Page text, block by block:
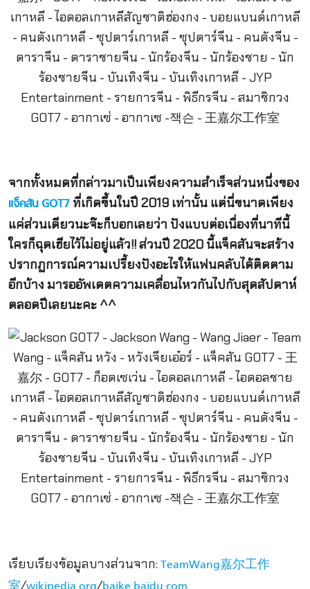
จากทั้งหมดที่กล่าวมาเป็นเพียงความสำเร็จส่วนหนึ่งของ
แจ็คสัน GOT7ที่เกิดขึ้นในปี 2019 เท่านั้น แต่นี่ขนาดเพียง
แค่ส่วนเดียวนะจ๊ะก็บอกเลยว่า ปังแบบต่อเนื่องที่นาทีนี้
ใครก็ฉุดเฮียไว้ไม่อยู่แล้ว!! ส่วนปี 2020 นี้แจ็คสันจะสร้าง
ปรากฏการณ์ความเปรี้ยงปังอะไรให้แฟนคลับได้ติดตาม
อีกบ้าง มารออัพเดตความเคลื่อนไหวกันไปกับสุดสัปดาห์
ตลอดปีเลยนะคะ ^^
เรียบเรียงข้อมูลบางส่วนจาก: TeamWang嘉尔工作
/ /